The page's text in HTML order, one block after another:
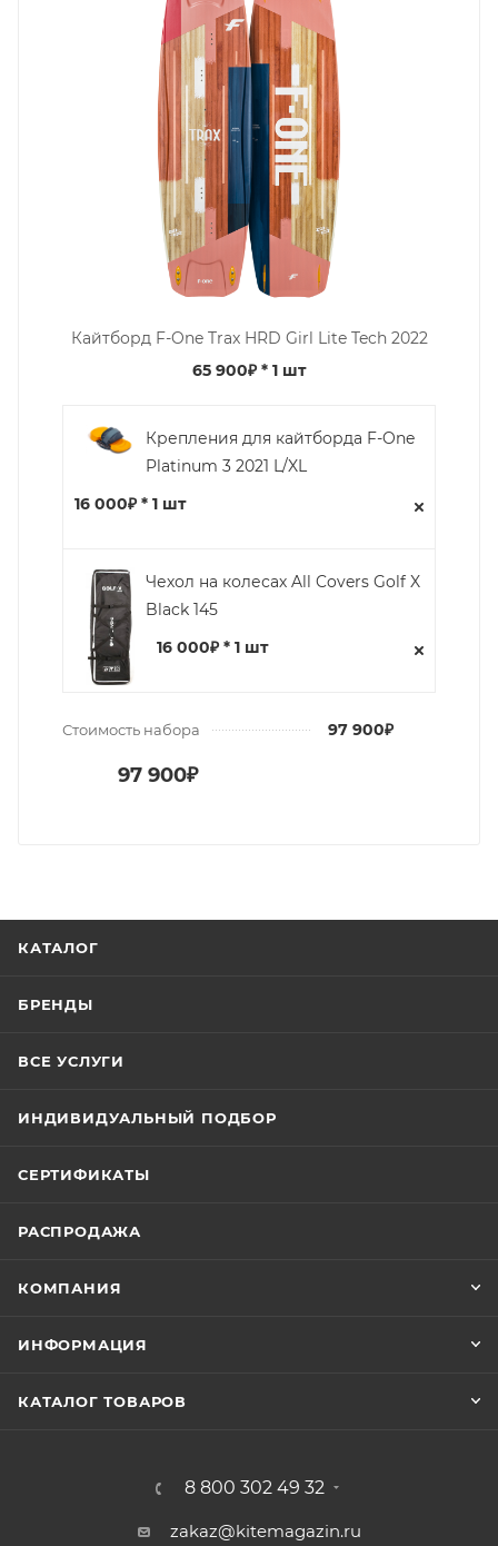
Кайтборд F-One Trax HRD Girl Lite Tech 2022
65 900₽ * 1 шт
Крепления для кайтборда F-One
Platinum 3 2021 L/XL
16 000₽ * 1 шт
Чехол на колесах All Covers Golf X
Black 145
16 000₽ * 1 шт
Стоимость набора 97 900₽
97 900₽
КАТАЛОГ
БРЕНДЫ
ВСЕ УСЛУГИ
ИНДИВИДУАЛЬНЫЙ ПОДБОР
СЕРТИФИКАТЫ
РАСПРОДАЖА
КОМПАНИЯ
ИНФОРМАЦИЯ
КАТАЛОГ ТОВАРОВ
8 800 302 49 32
zakaz@kitemagazin.ru